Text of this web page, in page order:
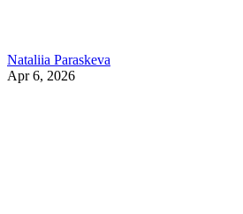
Nataliia Paraskeva
Apr 6, 2026